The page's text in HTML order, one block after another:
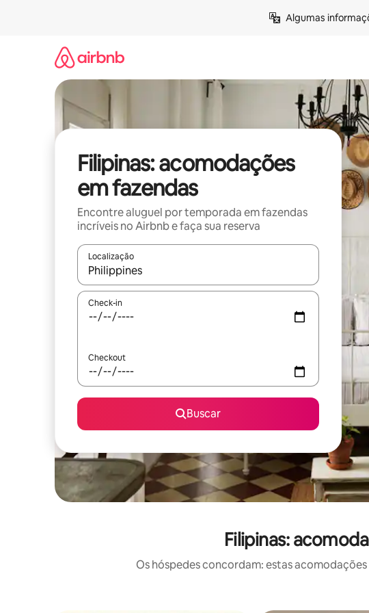
Algumas
Filipinas: acomodações
em fazendas
Encontre aluguel por temporada em fazendas
incríveis no Airbnb e faça sua reserva
Localização
Quando os resultados estiverem disponíveis, explore-os
Check-in
Checkout
Buscar
Filipinas:
Os hóspedes concordam: estas